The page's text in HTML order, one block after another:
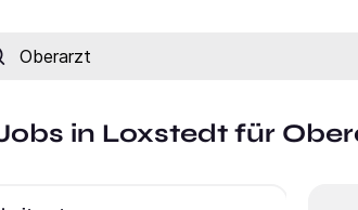
Fähigkeit oder Firma
in Loxstedt für